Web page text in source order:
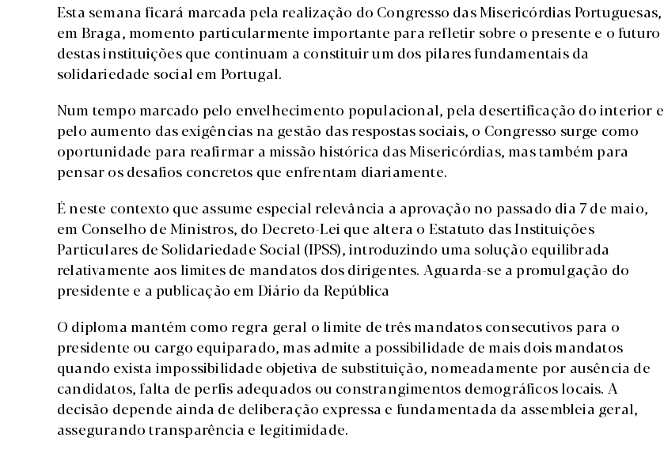
Esta semana ficará marcada pela realização do Congresso das Misericórdias Portuguesas,
em Braga, momento particularmente importante para refletir sobre o presente e o futuro
destas instituições que continuam a constituir um dos pilares fundamentais da
solidariedade social em Portugal.
Num tempo marcado pelo envelhecimento populacional, pela desertificação do interior e
pelo aumento das exigências na gestão das respostas sociais, o Congresso surge como
oportunidade para reafirmar a missão histórica das Misericórdias, mas também para
pensar os desafios concretos que enfrentam diariamente.
É neste contexto que assume especial relevância a aprovação no passado dia 7 de maio,
em Conselho de Ministros, do Decreto-Lei que altera o Estatuto das Instituições
Particulares de Solidariedade Social (IPSS), introduzindo uma solução equilibrada
relativamente aos limites de mandatos dos dirigentes. Aguarda-se a promulgação do
presidente e a publicação em Diário da República
O diploma mantém como regra geral o limite de três mandatos consecutivos para o
presidente ou cargo equiparado, mas admite a possibilidade de mais dois mandatos
quando exista impossibilidade objetiva de substituição, nomeadamente por ausência de
candidatos, falta de perfis adequados ou constrangimentos demográficos locais. A
decisão depende ainda de deliberação expressa e fundamentada da assembleia geral,
assegurando transparência e legitimidade.